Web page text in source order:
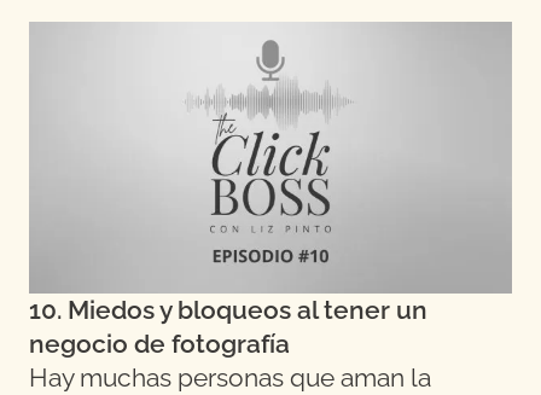
10. Miedos y bloqueos al tener un
negocio de fotografía
Hay muchas personas que aman la